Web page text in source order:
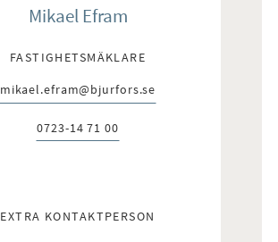
Mikael Efram
FASTIGHETSMÄKLARE
E-post:
mikael.efram@bjurfors.se
Telefon:
0723-14 71 00
EXTRA KONTAKTPERSON